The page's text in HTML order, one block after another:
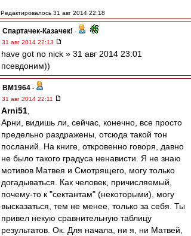
Редактировалось 31 авг 2014 22:18
Спартачек-Казачек! -
31 авг 2014 22:13
have got no nick » 31 авг 2014 23:01
псевдоним))
BM1964 -
31 авг 2014 22:11
Arni51
Арни, видишь ли, сейчас, конечно, все просто
предельно раздражены, отсюда такой тон
посланий. На книге, откровенно говоря, давно
не было такого градуса ненависти. Я не знаю
мотивов Матвея и Смотрящего, могу только
догадываться. Как человек, причисляемый,
почему-то к "сектантам" (некоторыми), могу
высказаться, тем не менее, только за себя. Ты
привел некую сравнительную таблицу
результатов. Ок. Для начала, ни я, ни Матвей,